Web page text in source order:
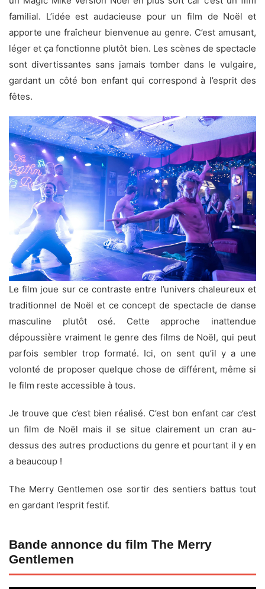
familial. L’idée est audacieuse pour un film de Noël et
apporte une fraîcheur bienvenue au genre. C’est amusant,
léger et ça fonctionne plutôt bien. Les scènes de spectacle
sont divertissantes sans jamais tomber dans le vulgaire,
gardant un côté bon enfant qui correspond à l’esprit des
fêtes.
Le film joue sur ce contraste entre l’univers chaleureux et
traditionnel de Noël et ce concept de spectacle de danse
masculine plutôt osé. Cette approche inattendue
dépoussière vraiment le genre des films de Noël, qui peut
parfois sembler trop formaté. Ici, on sent qu’il y a une
volonté de proposer quelque chose de différent, même si
le film reste accessible à tous.
Je trouve que c’est bien réalisé. C’est bon enfant car c’est
un film de Noël mais il se situe clairement un cran au-
dessus des autres productions du genre et pourtant il y en
a beaucoup !
The Merry Gentlemen ose sortir des sentiers battus tout
en gardant l’esprit festif.
Bande annonce du film The Merry
Gentlemen